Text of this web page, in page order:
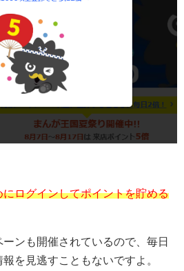
ログインしてポイントを貯める
ンも開催されているので、毎日
を見逃すこともないですよ。